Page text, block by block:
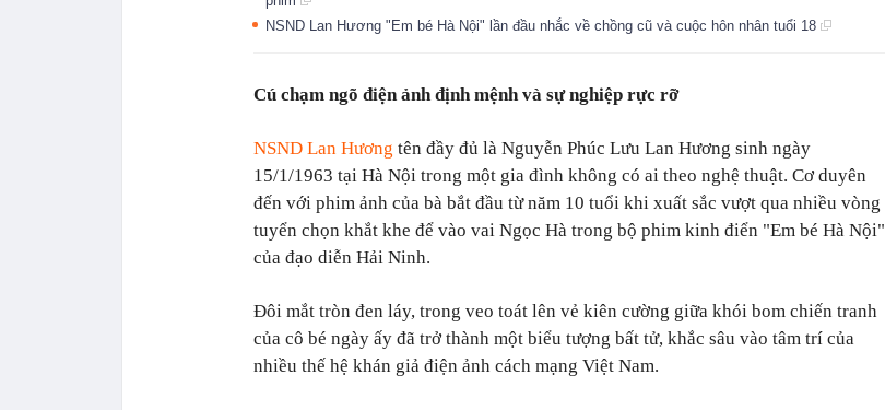
NSND Lan Hương "Em bé Hà Nội" lần đầu nhắc về chồng cũ và cuộc hôn nhân tuổi 18
Cú chạm ngõ điện ảnh định mệnh và sự nghiệp rực rỡ
NSND Lan Hương tên đầy đủ là Nguyễn Phúc Lưu Lan Hương sinh ngày
15/1/1963 tại Hà Nội trong một gia đình không có ai theo nghệ thuật. Cơ duyên
đến với phim ảnh của bà bắt đầu từ năm 10 tuổi khi xuất sắc vượt qua nhiều vòng
tuyển chọn khắt khe để vào vai Ngọc Hà trong bộ phim kinh điển "Em bé Hà Nội"
của đạo diễn Hải Ninh.
Đôi mắt tròn đen láy, trong veo toát lên vẻ kiên cường giữa khói bom chiến tranh
của cô bé ngày ấy đã trở thành một biểu tượng bất tử, khắc sâu vào tâm trí của
nhiều thế hệ khán giả điện ảnh cách mạng Việt Nam.